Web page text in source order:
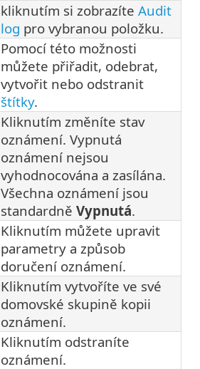
kliknutím si zobrazíte Audit
log pro vybranou položku.
Pomocí této možnosti
můžete přiřadit, odebrat,
vytvořit nebo odstranit
štítky.
Kliknutím změníte stav
oznámení. Vypnutá
oznámení nejsou
vyhodnocována a zasílána.
Všechna oznámení jsou
standardně Vypnutá.
Kliknutím můžete upravit
parametry a způsob
doručení oznámení.
Kliknutím vytvoříte ve své
domovské skupině kopii
oznámení.
Kliknutím odstraníte
oznámení.